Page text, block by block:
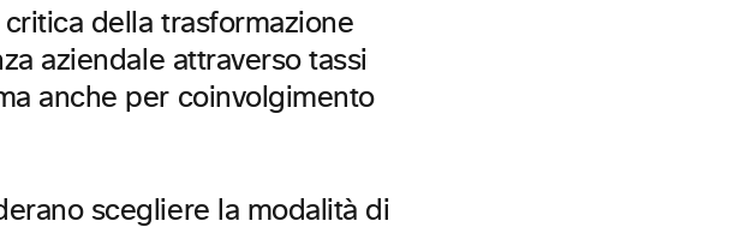
della trasformazione
aziendale attraverso tassi
anche per coinvolgimento
scegliere la modalità di